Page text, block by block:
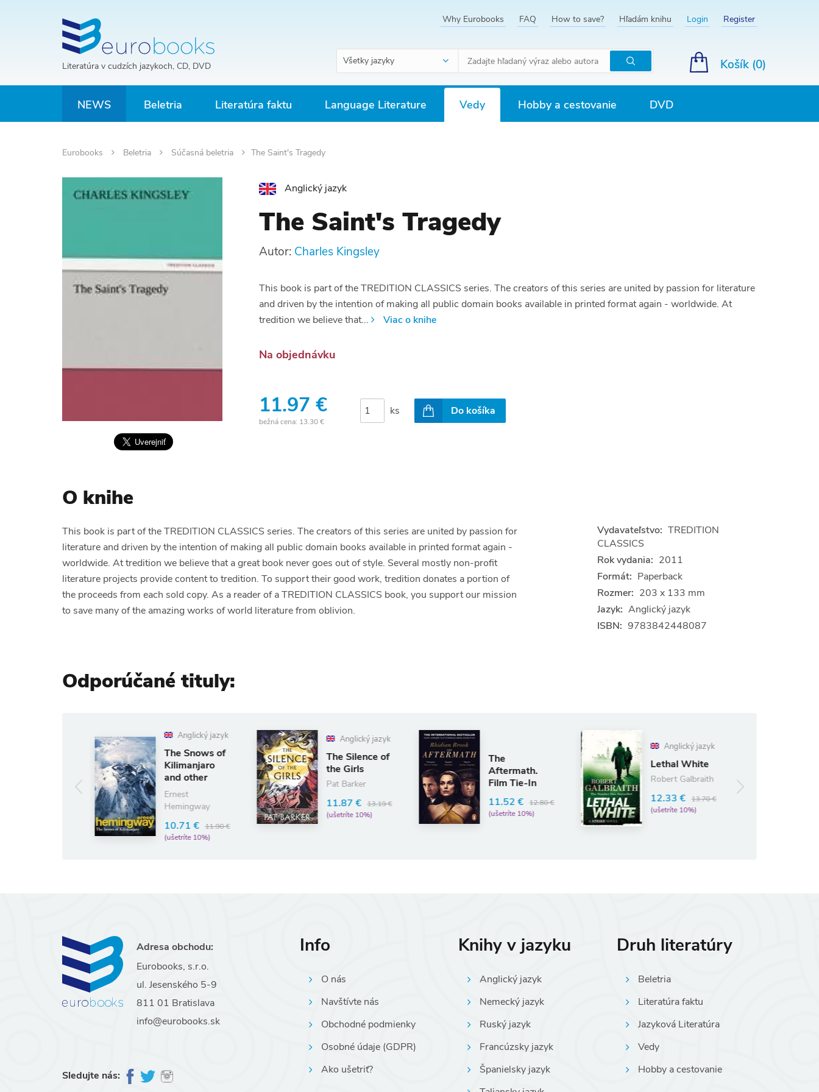
Literatúra v cudzích jazykoch, CD, DVD
Why Eurobooks FAQ How to save? Hľadám knihu Login Register
Všetky jazyky
Hľadať
Košík (0)
NEWS Beletria Literatúra faktu Language Literature Vedy Hobby a cestovanie DVD
Eurobooks Beletria Súčasná beletria The Saint's Tragedy
Anglický jazyk
The Saint's Tragedy
Autor: Charles Kingsley
This book is part of the TREDITION CLASSICS series. The creators of this series are united by passion for literature
and driven by the intention of making all public domain books available in printed format again - worldwide. At
tredition we believe that...
Viac o knihe
Na objednávku
11.97 €
bežná cena: 13.30 €
ks Do košíka
O knihe
This book is part of the TREDITION CLASSICS series. The creators of this series are united by passion for
literature and driven by the intention of making all public domain books available in printed format again -
worldwide. At tredition we believe that a great book never goes out of style. Several mostly non-profit
literature projects provide content to tredition. To support their good work, tredition donates a portion of
the proceeds from each sold copy. As a reader of a TREDITION CLASSICS book, you support our mission
to save many of the amazing works of world literature from oblivion.
Vydavateľstvo: TREDITION
CLASSICS
Rok vydania: 2011
Formát: Paperback
Rozmer: 203 x 133 mm
Jazyk: Anglický jazyk
ISBN: 9783842448087
Odporúčané tituly:
Anglický jazyk
The Snows of
Kilimanjaro
and other
Stories
Ernest
Hemingway
10.71 € 11.90 €
(ušetríte 10%)
Anglický jazyk
The Silence of
the Girls
Pat Barker
11.87 € 13.19 €
(ušetríte 10%)
Aftermath.
Film Tie-In
11.52 € 12.80 €
(ušetríte 10%)
Anglický jazyk
Lethal White
Robert Galbraith
12.33 € 13.70 €
(ušetríte 10%)
13.19 €
Adresa obchodu:
Eurobooks, s.r.o.
ul. Jesenského 5-9
811 01 Bratislava
info@eurobooks.sk
Sledujte nás:
Info
O nás
Navštívte nás
Obchodné podmienky
Osobné údaje (GDPR)
Ako ušetriť?
Knihy v jazyku
Anglický jazyk
Nemecký jazyk
Ruský jazyk
Francúzsky jazyk
Španielsky jazyk
Druh literatúry
Beletria
Literatúra faktu
Jazyková Literatúra
Vedy
Hobby a cestovanie